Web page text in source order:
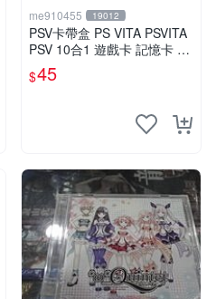
me910455 19012
PSV卡帶盒 PS VITA PSVITA
PSV 10合1 遊戲卡 記憶卡 卡
帶收納盒 卡盒 黑色 白色 有
現貨
$45